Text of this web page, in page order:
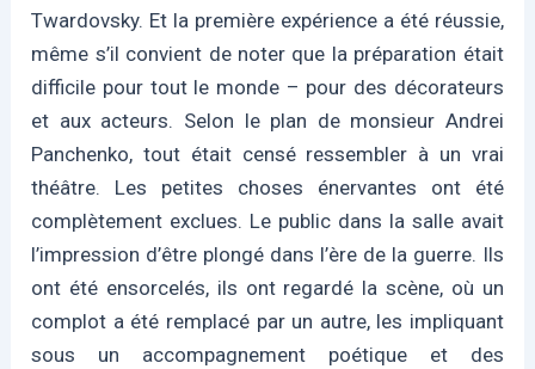
Twardovsky. Et la première expérience a été réussie,
même s’il convient de noter que la préparation était
difficile pour tout le monde – pour des décorateurs
et aux acteurs. Selon le plan de monsieur Andrei
Panchenko, tout était censé ressembler à un vrai
théâtre. Les petites choses énervantes ont été
complètement exclues. Le public dans la salle avait
l’impression d’être plongé dans l’ère de la guerre. Ils
ont été ensorcelés, ils ont regardé la scène, où un
complot a été remplacé par un autre, les impliquant
sous un accompagnement poétique et des